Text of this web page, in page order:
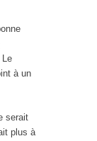
à un
serait
plus à